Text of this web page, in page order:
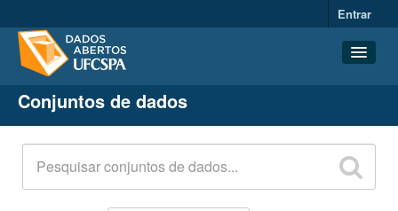
Entrar
Conjuntos de dados
Organizações
Grupos
Sobre
Conjuntos de dados